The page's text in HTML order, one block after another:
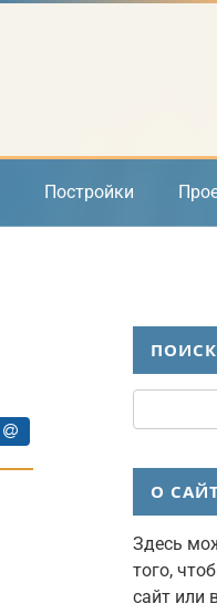
Постройки
О
Здесь
того,
сайт или